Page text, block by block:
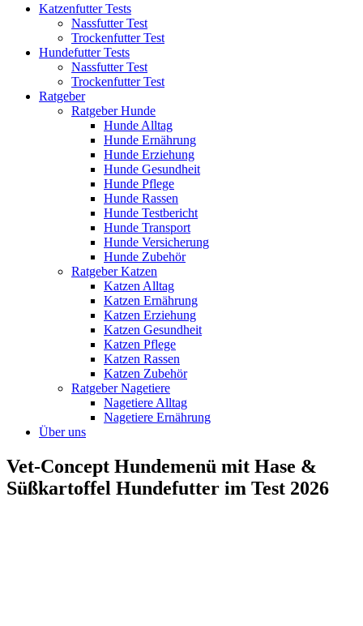
Katzenfutter Tests
Nassfutter Test
Trockenfutter Test
Hundefutter Tests
Nassfutter Test
Trockenfutter Test
Ratgeber
Ratgeber Hunde
Hunde Alltag
Hunde Ernährung
Hunde Erziehung
Hunde Gesundheit
Hunde Pflege
Hunde Rassen
Hunde Testbericht
Hunde Transport
Hunde Versicherung
Hunde Zubehör
Ratgeber Katzen
Katzen Alltag
Katzen Ernährung
Katzen Erziehung
Katzen Gesundheit
Katzen Pflege
Katzen Rassen
Katzen Zubehör
Ratgeber Nagetiere
Nagetiere Alltag
Nagetiere Ernährung
Über uns
Vet-Concept Hundemenü mit Hase &
Süßkartoffel Hundefutter im Test 2026